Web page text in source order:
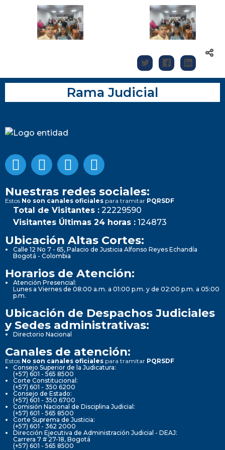
Rama Judicial
Nuestras redes sociales:
Estos No son canales oficiales para tramitar PQRSDF
Total de Visitantes : 22229590
Visitantes Últimas 24 horas : 124873
Ubicación Altas Cortes:
Calle 12 No 7 - 65, Palacio de Justicia Alfonso Reyes Echandía
Bogotá - Colombia
Horarios de Atención:
Atención Presencial:
Lunes a Viernes de 08:00 a.m. a 01:00 p.m. y de 02:00 p.m. a 05:00
p.m.
Ubicación de Despachos Judiciales
y Sedes administrativas:
Directorio Nacional
Canales de atención:
Estos No son canales oficiales para tramitar PQRSDF
Consejo Superior de la Judicatura:
(+57) 601 - 565 8500
Corte Constitucional:
(+57) 601 - 350 6200
Consejo de Estado:
(+57) 601 - 350 6700
Comisión Nacional de Disciplina Judicial:
(+57) 601 - 565 8500
Corte Suprema de Justicia:
(+57) 601 - 362 2000
Dirección Ejecutiva de Administración Judicial - DEAJ:
Carrera 7 # 27-18, Bogotá
(+57) 601 - 565 8500